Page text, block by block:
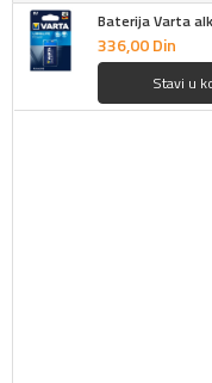
Baterija Varta
336,00Din
Stavi u